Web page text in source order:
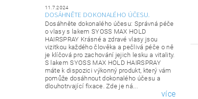
11.7.2024
DOSÁHNĚTE DOKONALÉHO ÚČESU.
Dosáhněte dokonalého účesu: Správná péče
o vlasy s lakem SYOSS MAX HOLD
HAIRSPRAY Krásné a zdravé vlasy jsou
vizitkou každého člověka a pečlivá péče o ně
je klíčová pro zachování jejich lesku a vitality.
S lakem SYOSS MAX HOLD HAIRSPRAY
máte k dispozici výkonný produkt, který vám
pomůže dosáhnout dokonalého účesu a
dlouhotrvající fixace. Zde je ná...
více